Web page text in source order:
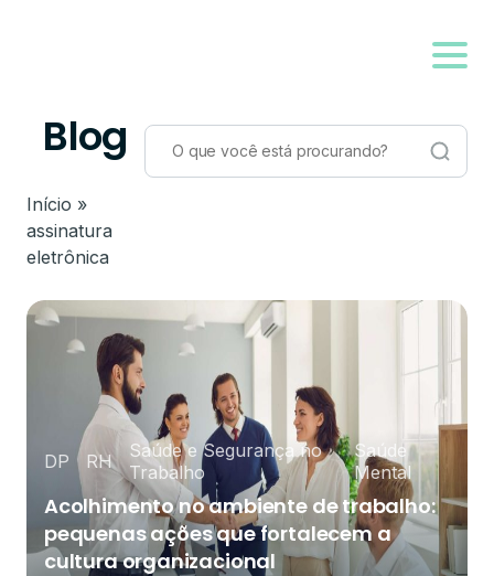
Blog
Início »
assinatura
eletrônica
DP RH
Saúde e Segurança no
Trabalho
Saúde
Mental
Acolhimento no ambiente de trabalho:
pequenas ações que fortalecem a
cultura organizacional